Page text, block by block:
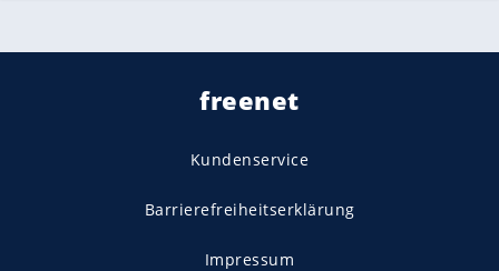
freenet
Kundenservice
Barrierefreiheitserklärung
Impressum